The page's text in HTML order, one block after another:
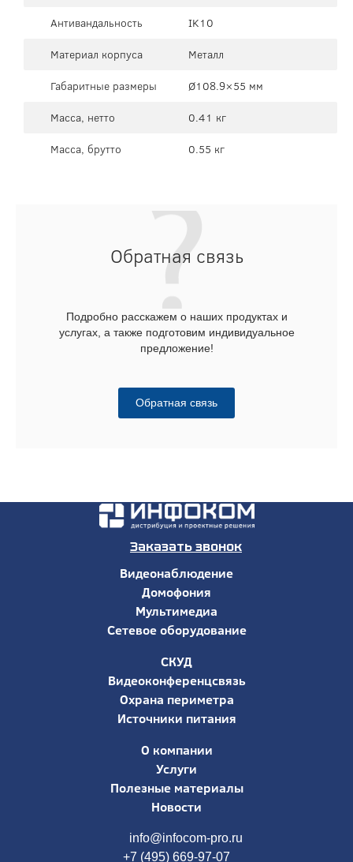
Антивандальность
IK10
Материал корпуса
Металл
Габаритные размеры
Ø108.9×55 мм
Масса, нетто
0.41 кг
Масса, брутто
0.55 кг
Обратная связь
Подробно расскажем о наших продуктах и
услугах, а также подготовим индивидуальное
предложение!
Обратная связь
Заказать звонок
Видеонаблюдение
Домофония
Мультимедиа
Сетевое оборудование
СКУД
Видеоконференцсвязь
Охрана периметра
Источники питания
О компании
Услуги
Полезные материалы
Новости
info@infocom-pro.ru
+7 (495) 669-97-07